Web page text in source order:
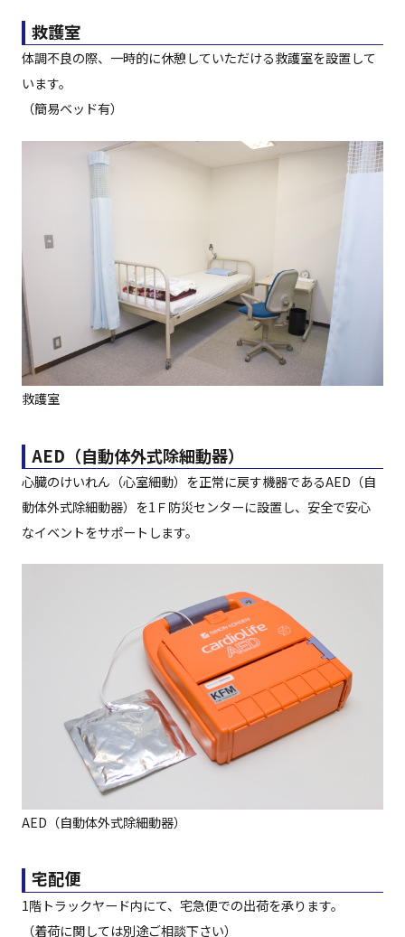
救護室
体調不良の際、一時的に休憩していただける救護室を設置して
います。
（簡易ベッド有）
救護室
AED（自動体外式除細動器）
心臓のけいれん（心室細動）を正常に戻す機器であるAED（自
動体外式除細動器）を1Ｆ防災センターに設置し、安全で安心
なイベントをサポートします。
AED（自動体外式除細動器）
宅配便
1階トラックヤード内にて、宅急便での出荷を承ります。
（着荷に関しては別途ご相談下さい）